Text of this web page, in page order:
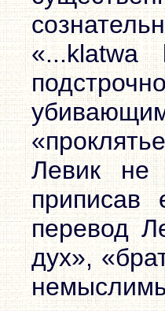
Левик не
перевод
дух»,